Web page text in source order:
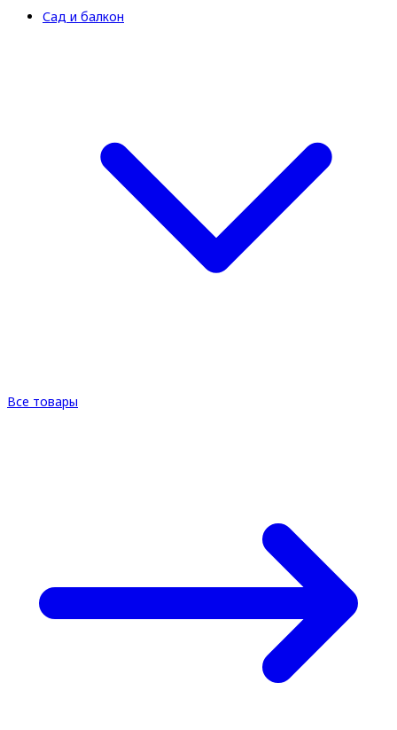
Сад и балкон
Все товары